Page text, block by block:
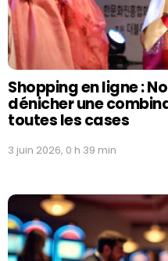
Shopping en ligne :
dénicher une
toutes les cases
3 juin 2026, 0 h 39 min